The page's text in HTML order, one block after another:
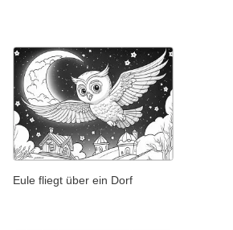
Eule fliegt über ein Dorf